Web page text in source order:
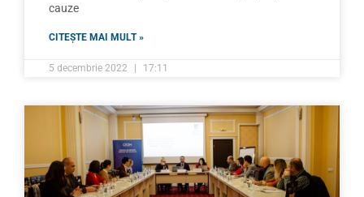
cauze
CITEȘTE MAI MULT »
5 decembrie 2022 17:11